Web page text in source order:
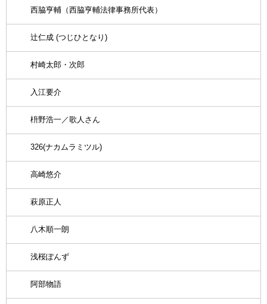
西脇亨輔（西脇亨輔法律事務所代表）
辻仁成 (つじひとなり)
村崎太郎・次郎
入江要介
枡野浩一／歌人さん
326(ナカムラミツル)
高崎悠介
萩原正人
八木順一朗
浅桜ぽんず
阿部物語